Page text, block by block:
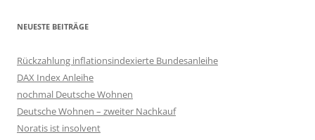
NEUESTE BEITRÄGE
Rückzahlung inflationsindexierte Bundesanleihe
DAX Index Anleihe
nochmal Deutsche Wohnen
Deutsche Wohnen – zweiter Nachkauf
Noratis ist insolvent